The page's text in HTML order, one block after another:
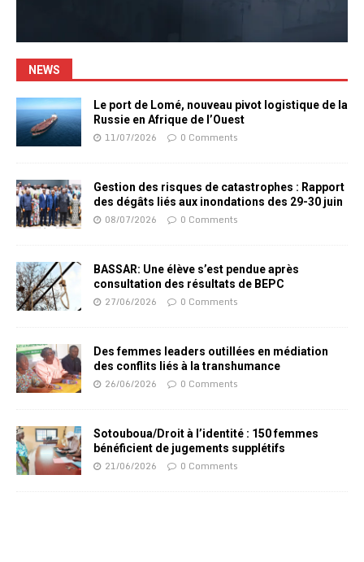
NEWS
Le port de Lomé, nouveau pivot logistique de la
Russie en Afrique de l’Ouest
11/07/2026 0 Comments
Gestion des risques de catastrophes : Rapport
des dégâts liés aux inondations des 29-30 juin
08/07/2026 0 Comments
BASSAR: Une élève s’est pendue après
consultation des résultats de BEPC
27/06/2026 0 Comments
Des femmes leaders outillées en médiation
des conflits liés à la transhumance
26/06/2026 0 Comments
Sotouboua/Droit à l’identité : 150 femmes
bénéficient de jugements supplétifs
21/06/2026 0 Comments